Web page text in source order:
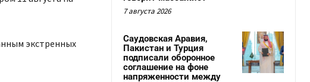
экстренных
7 августа 2026
Саудовская Аравия,
Пакистан и Турция
подписали оборонное
соглашение на фоне
напряженности между